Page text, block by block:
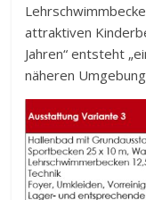
attraktiven
Jahren“ entsteht
näheren